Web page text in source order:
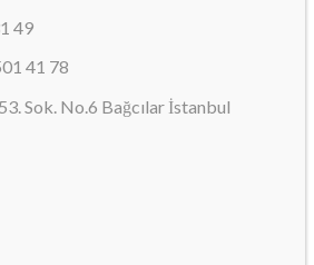
49
41 78
Sok. No.6 Bağcılar İstanbul